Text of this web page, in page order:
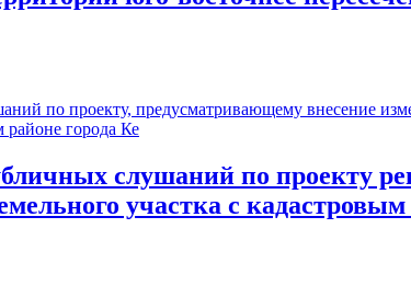
проекту, предусматривающему внесение
районе города Ке
слушаний по проекту
участка с